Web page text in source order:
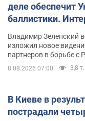
деле обеспечит
баллистики.
Владимир Зеленский
изложил новое
партнеров в борьбе с
8.08.2026 07:00 3,8 т.
В Киеве в
пострадали